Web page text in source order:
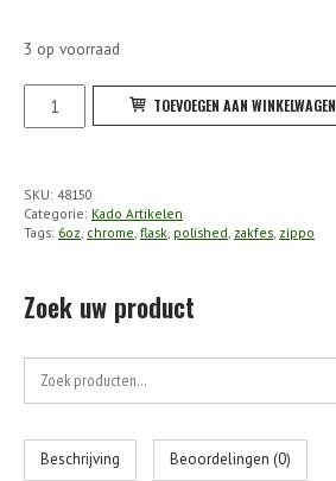
3 op voorraad
Zippo
-
6
Oz
TOEVOEGEN AAN WINKELWAGEN
SKU: 48150
Categorie: Kado Artikelen
Tags: 6oz, chrome, flask, polished, zakfes, zippo
Zoek uw product
Zoek
Beschrijving Beoordelingen (0)